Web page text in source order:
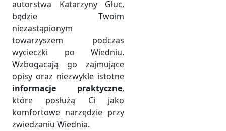
autorstwa Katarzyny Głuc,
będzie Twoim
niezastąpionym
towarzyszem podczas
wycieczki po Wiedniu.
Wzbogacają go zajmujące
opisy oraz niezwykle istotne
informacje praktyczne,
które posłużą Ci jako
komfortowe narzędzie przy
zwiedzaniu Wiednia.